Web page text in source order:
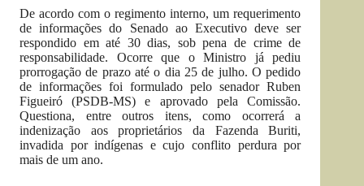
De acordo com o regimento interno, um requerimento
de informações do Senado ao Executivo deve ser
respondido em até 30 dias, sob pena de crime de
responsabilidade. Ocorre que o Ministro já pediu
prorrogação de prazo até o dia 25 de julho. O pedido
de informações foi formulado pelo senador Ruben
Figueiró (PSDB-MS) e aprovado pela Comissão.
Questiona, entre outros itens, como ocorrerá a
indenização aos proprietários da Fazenda Buriti,
invadida por indígenas e cujo conflito perdura por
mais de um ano.